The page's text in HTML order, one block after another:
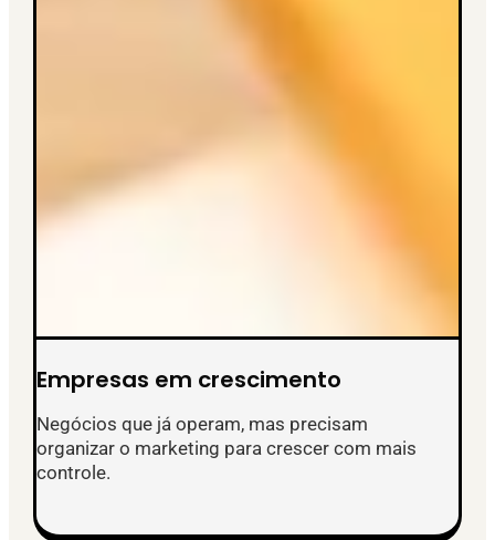
Empresas em crescimento
Negócios que já operam, mas precisam
organizar o marketing para crescer com mais
controle.